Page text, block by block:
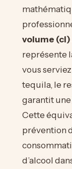
volume (cl)
représente
vous
tequila, le
garantit
Cette
prévention
d’alcool